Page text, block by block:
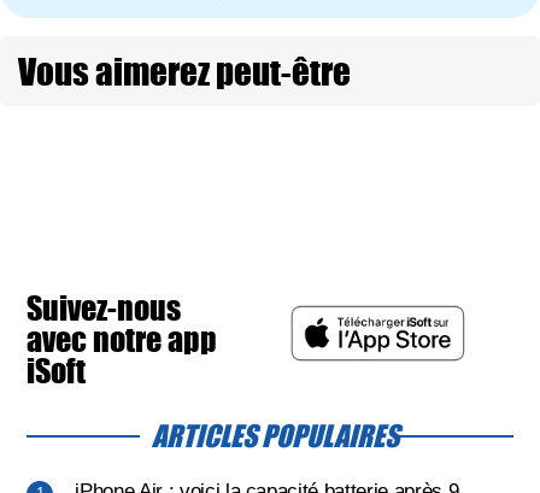
Vous aimerez peut-être
Suivez-nous
avec notre app
iSoft
ARTICLES POPULAIRES